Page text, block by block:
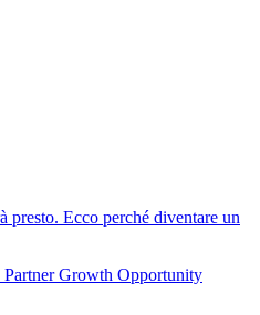
presto. Ecco perché diventare un